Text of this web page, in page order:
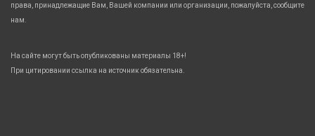
права, принадлежащие Вам, Вашей компании или организации, пожалуйста, сообщите
нам.
На сайте могут быть опубликованы материалы 18+!
При цитировании ссылка на источник обязательна.